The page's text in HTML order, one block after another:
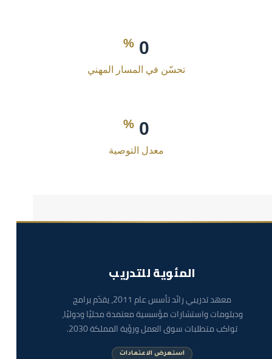
0
%
تحسّن في المسار المهني
0
%
معدل التوصية
المئوية للتدريب
معهد تدريبي رائد تأسس عام 2011، يقدّم برامج
ودبلومات واستشارات مؤسسية معتمدة محليًا ودوليًا،
تواكب متطلبات سوق العمل ورؤية المملكة 2030.
استعرض الاعتمادات